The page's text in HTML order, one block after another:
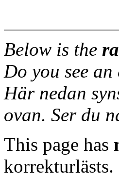
Below is the
Do you see
Här nedan
ovan. Ser du
This page has
korrekturlästs.